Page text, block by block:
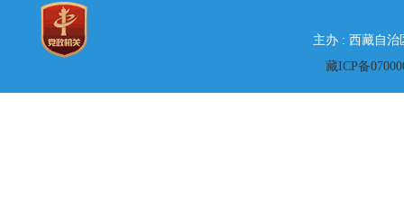
主办 : 西藏自治
藏ICP备